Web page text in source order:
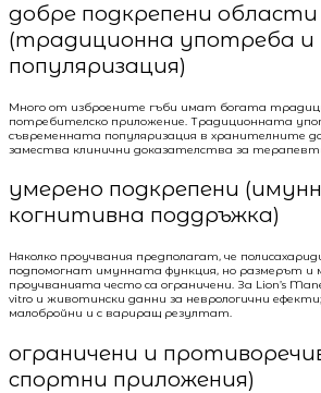
добре подкрепени области
(традиционна употреба и
популяризация)
Много от изброените гъби имат богата
потребителско приложение. Традиционната
съвременната популяризация в хранителните
замества клинични доказателства за
умерено подкрепени
когнитивна поддръжка)
Няколко проучвания предполагат, че
подпомогнат имунната функция, но размерът и
проучванията често са ограничени. За Lion’s
vitro и животински данни за неврологични
малобройни и с вариращ резултат.
ограничени и
спортни приложения)